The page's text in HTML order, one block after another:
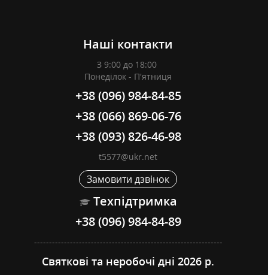
Наші контакти
З 9:00 до 18:00
Понеділок - П'ятниця
+38 (096) 984-84-85
+38 (066) 869-06-76
+38 (093) 826-46-98
t5577@ukr.net
Замовити дзвінок
Техпідтримка
+38 (096) 984-84-89
---------------------------------------------------------------
Святкові та неробочі дні 2026 р.